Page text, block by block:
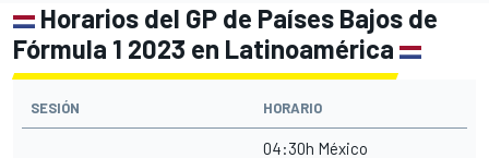
Horarios del GP de Países Bajos de
Fórmula 1 2023 en Latinoamérica
SESIÓN HORARIO
04:30h México